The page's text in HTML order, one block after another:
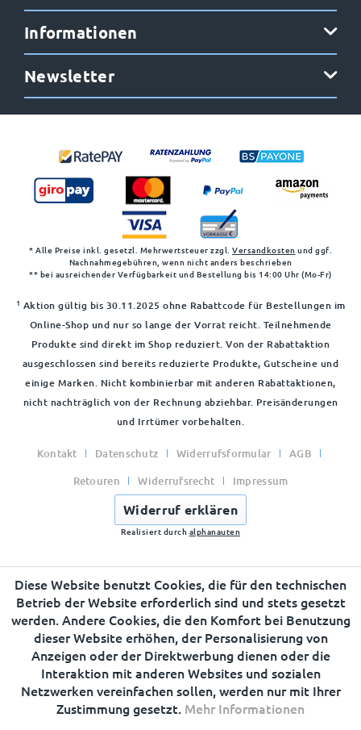
Informationen
Newsletter
* Alle Preise inkl. gesetzl. Mehrwertsteuer zzgl. Versandkosten und ggf.
Nachnahmegebühren, wenn nicht anders beschrieben
** bei ausreichender Verfügbarkeit und Bestellung bis 14:00 Uhr (Mo-Fr)
1 Aktion gültig bis 30.11.2025 ohne Rabattcode für Bestellungen im
Online-Shop und nur so lange der Vorrat reicht. Teilnehmende
Produkte sind direkt im Shop reduziert. Von der Rabattaktion
ausgeschlossen sind bereits reduzierte Produkte, Gutscheine und
einige Marken. Nicht kombinierbar mit anderen Rabattaktionen,
nicht nachträglich von der Rechnung abziehbar. Preisänderungen
und Irrtümer vorbehalten.
Kontakt Datenschutz Widerrufsformular
AGB
Retouren
Widerrufsrecht Impressum
Widerruf erklären
Realisiert durch alphanauten
Diese Website benutzt Cookies, die für den technischen
Betrieb der Website erforderlich sind und stets gesetzt
werden. Andere Cookies, die den Komfort bei Benutzung
dieser Website erhöhen, der Personalisierung von
Anzeigen oder der Direktwerbung dienen oder die
Interaktion mit anderen Websites und sozialen
Netzwerken vereinfachen sollen, werden nur mit Ihrer
Zustimmung gesetzt. Mehr Informationen